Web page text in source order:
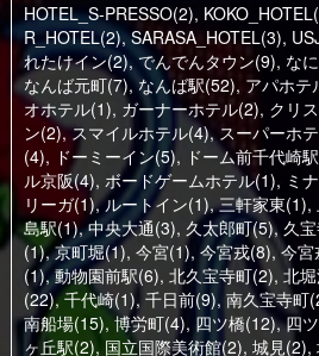
HOTEL_S-PRESSO(2),
R_HOTEL(2),SARASA_HOTEL(3),
れたけイン(2),でんでんタウン(9), な
なんば元町(7),なんば駅(52), アパホテ
オホテル(1), ガーナーホテル(2), クリ
ン(2),スマイルホテル(4), スーパーホ
(4), ドーミーイン(5), ドーム前千代崎
ル京阪(4), ボードゲームホテル(1), ミ
リーガ(1),ルートイン(1),三軒家東(1),
島駅(1),中央大通(3), 久太郎町(5), 久
(1),京町堀(1), 今宮(1), 今宮戎(8), 今宮
(1),動物園前駅(6), 北久宝寺町(2), 北
(22),千代崎(1), 千日前(9), 南久宝寺町
南船場(15), 博労町(4), 四ツ橋(12),四
ヶ丘駅(2), 国立国際美術館(2), 城見(2),